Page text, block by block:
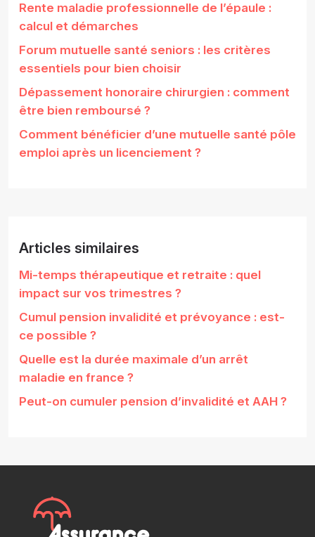
Rente maladie professionnelle de l’épaule :
calcul et démarches
Forum mutuelle santé seniors : les critères
essentiels pour bien choisir
Dépassement honoraire chirurgien : comment
être bien remboursé ?
Comment bénéficier d’une mutuelle santé pôle
emploi après un licenciement ?
Articles similaires
Mi-temps thérapeutique et retraite : quel
impact sur vos trimestres ?
Cumul pension invalidité et prévoyance : est-
ce possible ?
Quelle est la durée maximale d’un arrêt
maladie en france ?
Peut-on cumuler pension d’invalidité et AAH ?